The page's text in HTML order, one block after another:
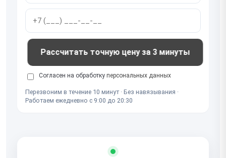
Рассчитать точную цену за 3 минуты
Согласен на обработку персональных данных
Перезвоним в течение 10 минут · Без навязывания ·
Работаем ежедневно с 9:00 до 20:30